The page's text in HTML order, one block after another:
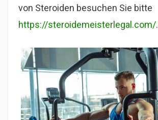
von Steroiden besuchen Sie bitte
https://steroidemeisterlegal.com/.